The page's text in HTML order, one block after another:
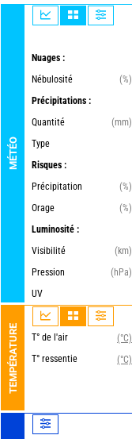
MÉTÉO
Nuages :
Nébulosité
(%)
Précipitations :
Quantité
(mm)
Type
Risques :
Précipitation
(%)
Orage
(%)
Luminosité :
Visibilité
(km)
Pression
(hPa)
UV
TEMPÉRATURE T° de l'air
(°C)
T° ressentie
(°C)